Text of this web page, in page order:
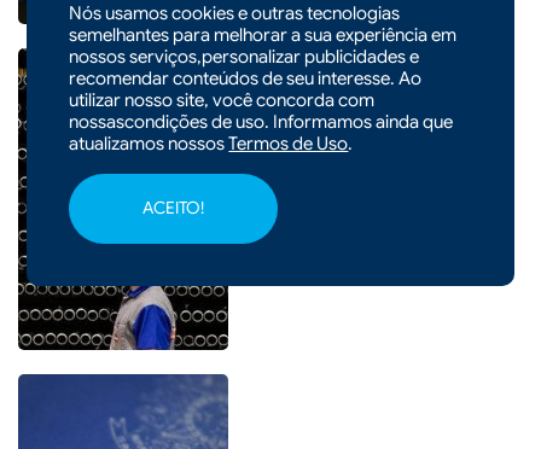
Nós usamos cookies e outras tecnologias
semelhantes para melhorar a sua experiência em
nossos serviços,personalizar publicidades e
recomendar conteúdos de seu interesse. Ao
utilizar nosso site, você concorda com
nossascondições de uso. Informamos ainda que
atualizamos nossosTermos de Uso.
ACEITO!
| 21/02/2026 - 08h26
Santa Catarina tem a menor
taxa de desemprego do país
pelo quarto trimestre
consecutivo em 2025